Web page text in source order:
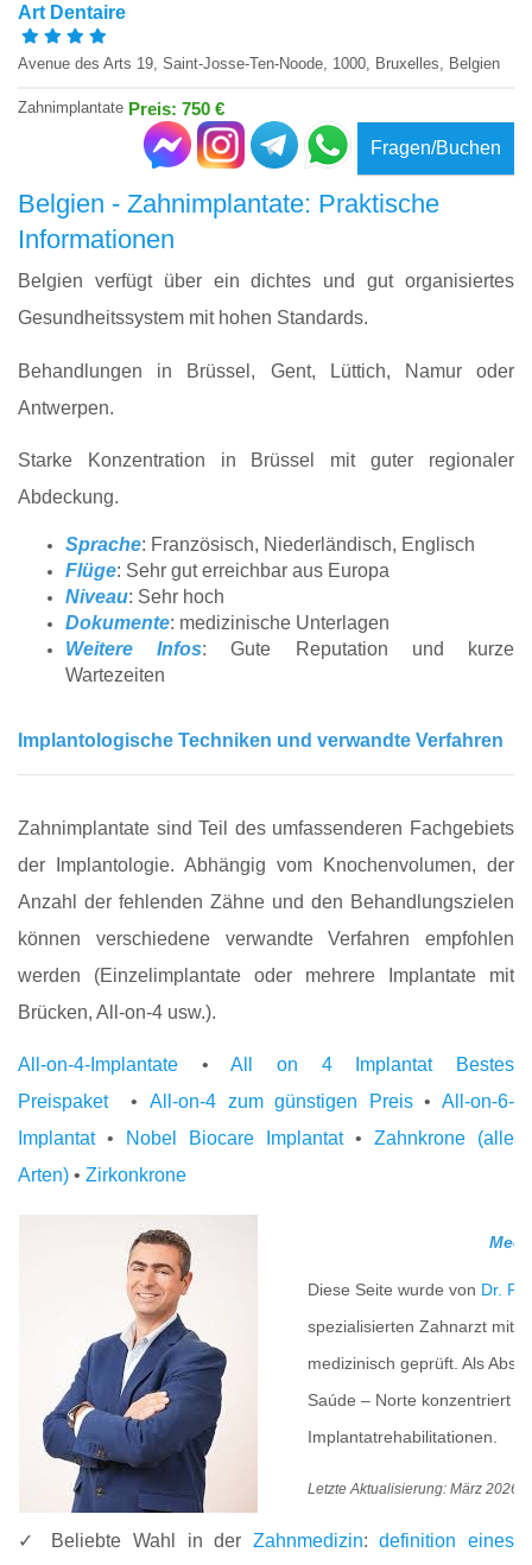
Art Dentaire
Avenue des Arts 19, Saint-Josse-Ten-Noode, 1000, Bruxelles, Belgien
Zahnimplantate Preis: 750 €
Fragen/Buchen
Belgien - Zahnimplantate: Praktische
Informationen
Belgien verfügt über ein dichtes und gut organisiertes
Gesundheitssystem mit hohen Standards.
Behandlungen in Brüssel, Gent, Lüttich, Namur oder
Antwerpen.
Starke Konzentration in Brüssel mit guter regionaler
Abdeckung.
Sprache: Französisch, Niederländisch, Englisch
Flüge: Sehr gut erreichbar aus Europa
Niveau: Sehr hoch
Dokumente: medizinische Unterlagen
Weitere Infos: Gute Reputation und kurze
Wartezeiten
Implantologische Techniken und verwandte Verfahren
Zahnimplantate sind Teil des umfassenderen Fachgebiets
der Implantologie. Abhängig vom Knochenvolumen, der
Anzahl der fehlenden Zähne und den Behandlungszielen
können verschiedene verwandte Verfahren empfohlen
werden (Einzelimplantate oder mehrere Implantate mit
Brücken, All-on-4 usw.).
All-on-4-Implantate •All on 4 Implantat Bestes
Preispaket• All-on-4 zum günstigen Preis• All-on-6-
Implantat• Nobel Biocare Implantat• Zahnkrone (alle
Arten) • Zirkonkrone
Diese Seite wurde von Dr.
spezialisierten Zahnarzt mit
medizinisch geprüft. Als
Saúde – Norte konzentriert
Implantatrehabilitationen.
Letzte Aktualisierung: März 2026
✓ Beliebte Wahl in der Zahnmedizin:definition eines